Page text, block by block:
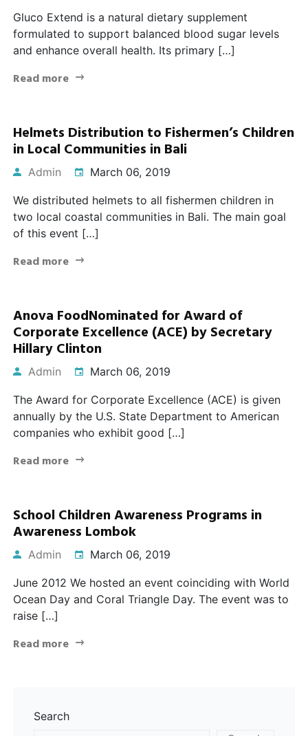
Gluco Extend is a natural dietary supplement
formulated to support balanced blood sugar levels
and enhance overall health. Its primary […]
Read more
Helmets Distribution to Fishermen’s Children
in Local Communities in Bali
Admin March 06, 2019
We distributed helmets to all fishermen children in
two local coastal communities in Bali. The main goal
of this event […]
Read more
Anova FoodNominated for Award of
Corporate Excellence (ACE) by Secretary
Hillary Clinton
Admin March 06, 2019
The Award for Corporate Excellence (ACE) is given
annually by the U.S. State Department to American
companies who exhibit good […]
Read more
School Children Awareness Programs in
Awareness Lombok
Admin March 06, 2019
June 2012 We hosted an event coinciding with World
Ocean Day and Coral Triangle Day. The event was to
raise […]
Read more
Search